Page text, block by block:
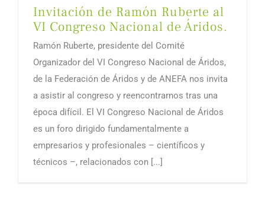
Invitación de Ramón Ruberte al
VI Congreso Nacional de Áridos.
Ramón Ruberte, presidente del Comité
Organizador del VI Congreso Nacional de Áridos,
de la Federación de Áridos y de ANEFA nos invita
a asistir al congreso y reencontrarnos tras una
época difícil. El VI Congreso Nacional de Áridos
es un foro dirigido fundamentalmente a
empresarios y profesionales – científicos y
técnicos –, relacionados con [...]